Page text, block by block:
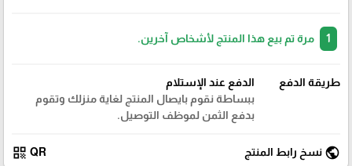
مرة تم بيع هذا المنتج لأشخاص آخرين.
طريقة الدفع
الدفع عند الإستلام
ببساطة نقوم بايصال المنتج لغاية منزلك وتقوم
بدفع الثمن لموظف التوصيل.
public نسخ رابط المنتج QR
qr_code